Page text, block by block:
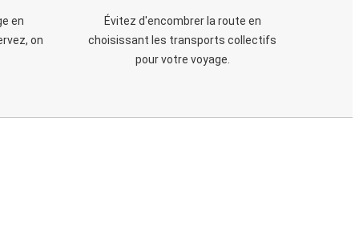
en
on
Évitez d'encombrer la route en
choisissant les transports collectifs
pour votre voyage.